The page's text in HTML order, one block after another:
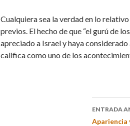
Cualquiera sea la verdad en lo
previos. El hecho de que “el gurú de
apreciado a Israel y haya
califica como uno de los
ENTRADA
Apariencia